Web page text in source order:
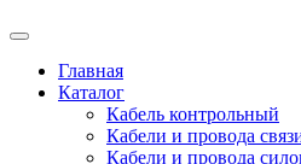
Главная
Каталог
Кабель контрольный
Кабели и провода
Кабели и провода